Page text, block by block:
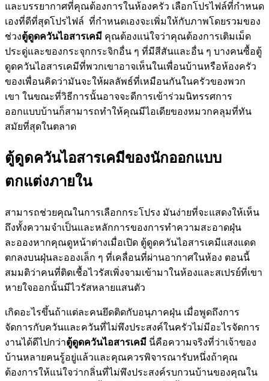
และบรรยากาศที่คุณต้องการในห้องครัว เลือกโปรไฟล์ที่กำหนด
เองที่ดีที่สุดโปรไฟล์ ที่กำหนดเองจะเพิ่มให้กับภาพโดยรวมของ
ช่วงตู้ดูดควันไอสารเคมี คุณต้องแน่ใจว่าคุณต้องการเติมเม็ด
ประดู่และของกระจุกกระจิกอื่น ๆ ที่มีสีสันและอื่น ๆ บางคนซื้อตู้
ดูดควันไอสารเคมีที่พวกเขาอาจเห็นในเพื่อนบ้านหรือห้องครัว
ของเพื่อนคิดว่ามันจะให้ผลลัพธ์ที่เหมือนกันในครัวของพวก
เขา ในขณะที่วิธีการนั้นอาจจะดีการเข้าร่วมนิทรรศการ
ออกแบบบ้านก็สามารถทำให้คุณมีไอเดียของหมวกคลุมที่ทัน
สมัยที่สุดในตลาด
ตู้ดูดควันไอสารเคมีของนักออกแบบ
ตกแต่งภายใน
สามารถช่วยคุณในการเลือกกระโปรง มันง่ายที่จะแสดงให้เห็น
ถึงทั้งความจำเป็นและหลักการของการทำความสะอาดฝุ่น
ละอองหากคุณดูหน้าต่างเมื่อเปิด ตู้ดูดควันไอสารเคมีแสงแดด
ตกลงบนฝุ่นละอองเล็ก ๆ ที่เคลื่อนที่ผ่านอากาศในห้อง ตอนนี้
สมมติว่าคนที่ติดเชื้อไวรัสเพิ่งจามเข้ามาในห้องและสเปรย์ที่เขา
หายใจออกนั้นมีไวรัสหลายแสนตัว
เกิดอะไรขึ้นถ้าแต่ละคนยึดติดกับอนุภาคฝุ่น เมื่อพูดถึงการ
จัดการกับควันและควันที่ไม่พึงประสงค์ในครัวไม่มีอะไรจัดการ
งานได้ดีไปกว่าตู้ดูดควันไอสารเคมี นี่คือความจริงที่ว่าเจ้าของ
บ้านหลายคนรู้อยู่แล้วและคุณควรพิจารณารับหนึ่งถ้าคุณ
ต้องการให้แน่ใจว่ากลิ่นที่ไม่พึงประสงค์รบกวนบ้านของคุณใน